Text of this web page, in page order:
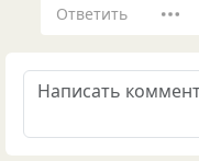
Ответить